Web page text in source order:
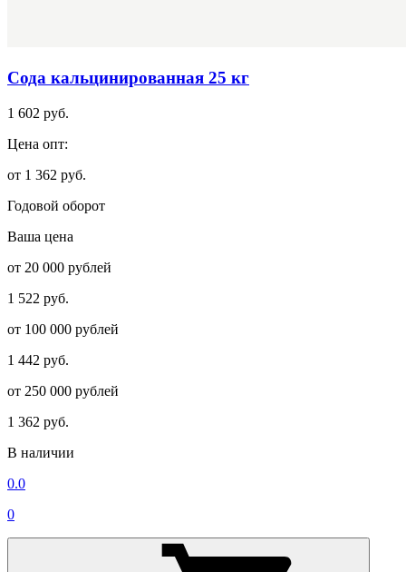
Сода кальцинированная 25 кг
1 602 руб.
Цена опт:
от 1 362 руб.
Годовой оборот
Ваша цена
от 20 000 рублей
1 522 руб.
от 100 000 рублей
1 442 руб.
от 250 000 рублей
1 362 руб.
В наличии
0.0
0